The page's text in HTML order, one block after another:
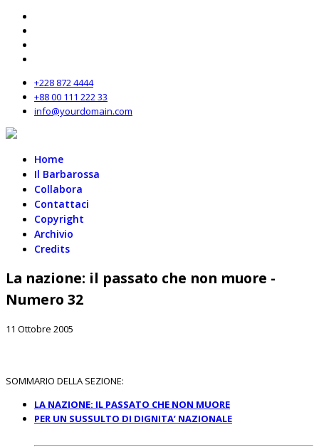
+228 872 4444
+88 00 111 222 33
info@yourdomain.com
Home
Il Barbarossa
Collabora
Contattaci
Copyright
Archivio
Credits
La nazione: il passato che non muore -
Numero 32
11 Ottobre 2005
SOMMARIO DELLA SEZIONE:
LA NAZIONE: IL PASSATO CHE NON MUORE
PER UN SUSSULTO DI DIGNITA’ NAZIONALE